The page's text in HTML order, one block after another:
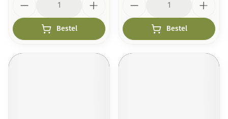
Bestel Bestel